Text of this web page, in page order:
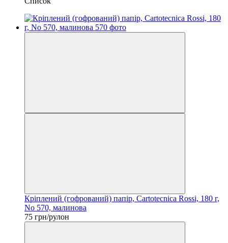
Кріплений (гофрований) папір, Cartotecnica Rossi, 180 г,
No 570, малинова
75 грн/рулон